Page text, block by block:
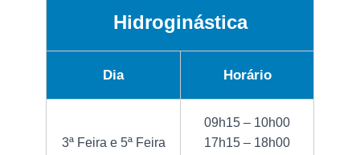
Hidroginástica
Dia Horário
3ª Feira e 5ª Feira
09h15 – 10h00
17h15 – 18h00